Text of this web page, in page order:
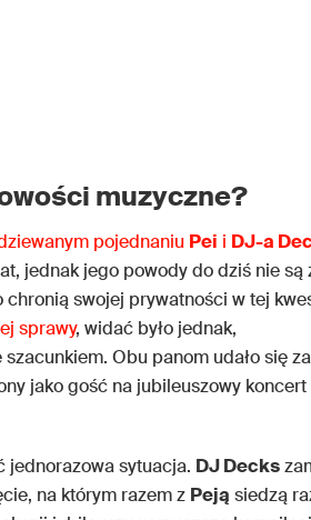
muzyczne?
pojednaniu Pei i DJ-a
jednak jego powody do dziś nie są
swojej prywatności w tej
sprawy, widać było jednak,
Obu panom udało się
jako gość na jubileuszowy koncert
jednorazowa sytuacja. DJ Decks
na którym razem z Peją siedzą